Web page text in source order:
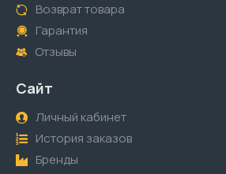
Возврат товара
Гарантия
Отзывы
Сайт
Личный кабинет
История заказов
Бренды